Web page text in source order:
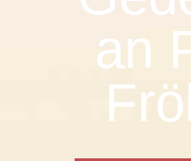
an